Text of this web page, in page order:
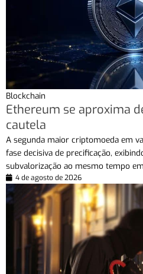
Blockchain
Ethereum se aproxima
cautela
A segunda maior criptomoeda em
fase decisiva de precificação,
subvalorização ao mesmo tempo
4 de agosto de 2026